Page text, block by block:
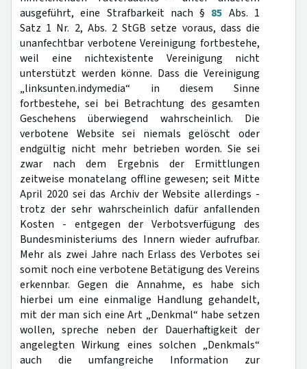
ausgeführt, eine Strafbarkeit nach § 85 Abs. 1
Satz 1 Nr. 2, Abs. 2 StGB setze voraus, dass die
unanfechtbar verbotene Vereinigung fortbestehe,
weil eine nichtexistente Vereinigung nicht
unterstützt werden könne. Dass die Vereinigung
„linksunten.indymedia“ in diesem Sinne
fortbestehe, sei bei Betrachtung des gesamten
Geschehens überwiegend wahrscheinlich. Die
verbotene Website sei niemals gelöscht oder
endgültig nicht mehr betrieben worden. Sie sei
zwar nach dem Ergebnis der Ermittlungen
zeitweise monatelang offline gewesen; seit Mitte
April 2020 sei das Archiv der Website allerdings -
trotz der sehr wahrscheinlich dafür anfallenden
Kosten - entgegen der Verbotsverfügung des
Bundesministeriums des Innern wieder aufrufbar.
Mehr als zwei Jahre nach Erlass des Verbotes sei
somit noch eine verbotene Betätigung des Vereins
erkennbar. Gegen die Annahme, es habe sich
hierbei um eine einmalige Handlung gehandelt,
mit der man sich eine Art „Denkmal“ habe setzen
wollen, spreche neben der Dauerhaftigkeit der
angelegten Wirkung eines solchen „Denkmals“
auch die umfangreiche Information zur